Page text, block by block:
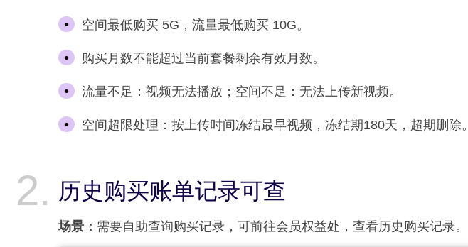
空间最低购买 5G，流量最低购买 10G。
购买月数不能超过当前套餐剩余有效月数。
流量不足：视频无法播放；空间不足：无法上传新视频。
空间超限处理：按上传时间冻结最早视频，冻结期180天，超期删除。
历史购买账单记录可查
场景： 需要自助查询购买记录，可前往会员权益处，查看历史购买记录。